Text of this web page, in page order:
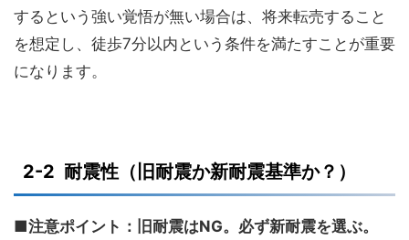
するという強い覚悟が無い場合は、将来転売すること
を想定し、徒歩7分以内という条件を満たすことが重要
になります。
2-2 耐震性（旧耐震か新耐震基準か？）
■注意ポイント：旧耐震はNG。必ず新耐震を選ぶ。